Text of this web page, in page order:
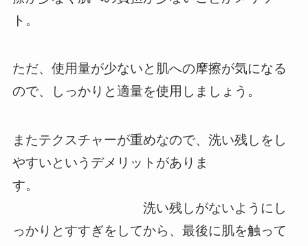
ト。
ただ、使用量が少ないと肌への摩擦が気になる
ので、しっかりと適量を使用しましょう。
またテクスチャーが重めなので、洗い残しをし
やすいというデメリットがありま
す。
洗い残しがないようにし
っかりとすすぎをしてから、最後に肌を触って